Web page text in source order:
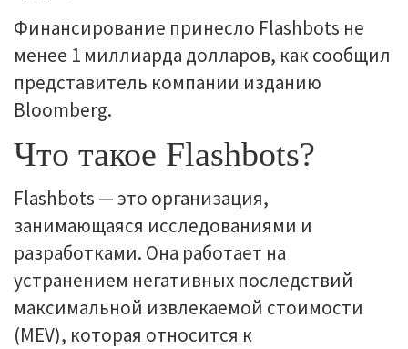
Финансирование принесло Flashbots не
менее 1 миллиарда долларов, как сообщил
представитель компании изданию
Bloomberg.
Что такое Flashbots?
Flashbots — это организация,
занимающаяся исследованиями и
разработками. Она работает на
устранением негативных последствий
максимальной извлекаемой стоимости
(MEV), которая относится к